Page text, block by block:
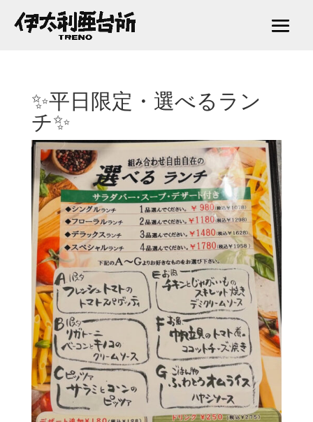
✨平日限定・選べるラン
チ✨